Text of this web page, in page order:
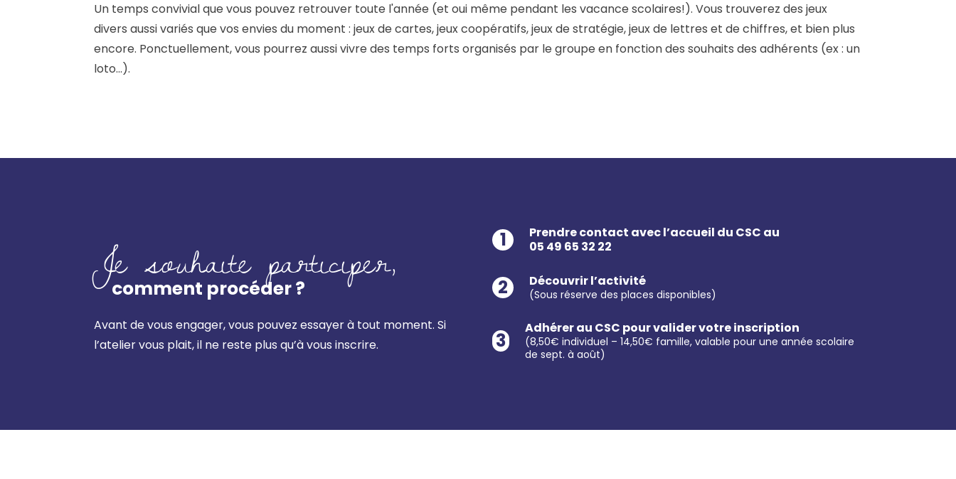
Un temps convivial que vous pouvez retrouver toute l'année (et oui même pendant les vacance scolaires!). Vous trouverez des jeux
divers aussi variés que vos envies du moment : jeux de cartes, jeux coopératifs, jeux de stratégie, jeux de lettres et de chiffres, et bien plus
encore. Ponctuellement, vous pourrez aussi vivre des temps forts organisés par le groupe en fonction des souhaits des adhérents (ex : un
loto...).
Je souhaite participer,
comment procéder ?
Avant de vous engager, vous pouvez essayer à tout moment. Si
l’atelier vous plait, il ne reste plus qu’à vous inscrire.
1
Prendre contact avec l’accueil du CSC au
05 49 65 32 22
2 Découvrir l’activité
(Sous réserve des places disponibles)
3
Adhérer au CSC pour valider votre inscription
(8,50€ individuel – 14,50€ famille, valable pour une année scolaire
de sept. à août)